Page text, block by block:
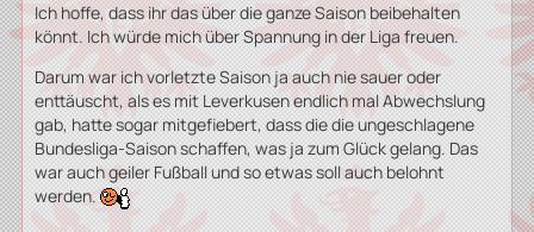
Ich hoffe, dass ihr das über die ganze Saison beibehalten
könnt. Ich würde mich über Spannung in der Liga freuen.
Darum war ich vorletzte Saison ja auch nie sauer oder
enttäuscht, als es mit Leverkusen endlich mal Abwechslung
gab, hatte sogar mitgefiebert, dass die die ungeschlagene
Bundesliga-Saison schaffen, was ja zum Glück gelang. Das
war auch geiler Fußball und so etwas soll auch belohnt
werden.